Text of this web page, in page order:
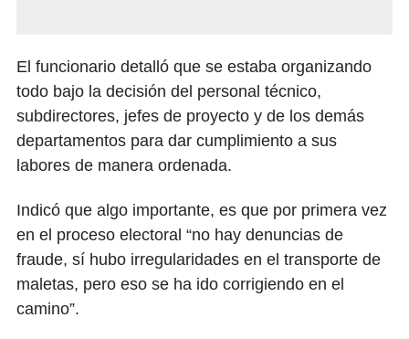
El funcionario detalló que se estaba organizando
todo bajo la decisión del personal técnico,
subdirectores, jefes de proyecto y de los demás
departamentos para dar cumplimiento a sus
labores de manera ordenada.
Indicó que algo importante, es que por primera vez
en el proceso electoral “no hay denuncias de
fraude, sí hubo irregularidades en el transporte de
maletas, pero eso se ha ido corrigiendo en el
camino”.